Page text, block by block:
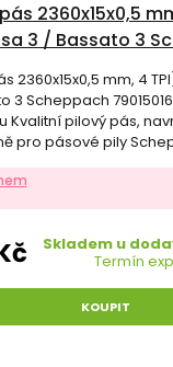
2360x15x0,5
3 / Bassato 3
2360x15x0,5 mm, 4
3 Scheppach
Kvalitní pilový pás,
pro pásové pily
3.
Skladem u
Termín
KOUPIT